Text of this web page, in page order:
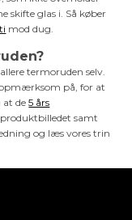
skifte glas i. Så køber
mod dug.
termoruden selv.
på, for at
at de5 års
produktbilledet samt
og læs vores trin